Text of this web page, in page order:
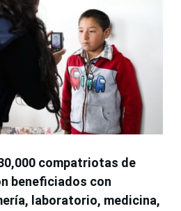
compatriotas de
beneficiados con
laboratorio, medicina,